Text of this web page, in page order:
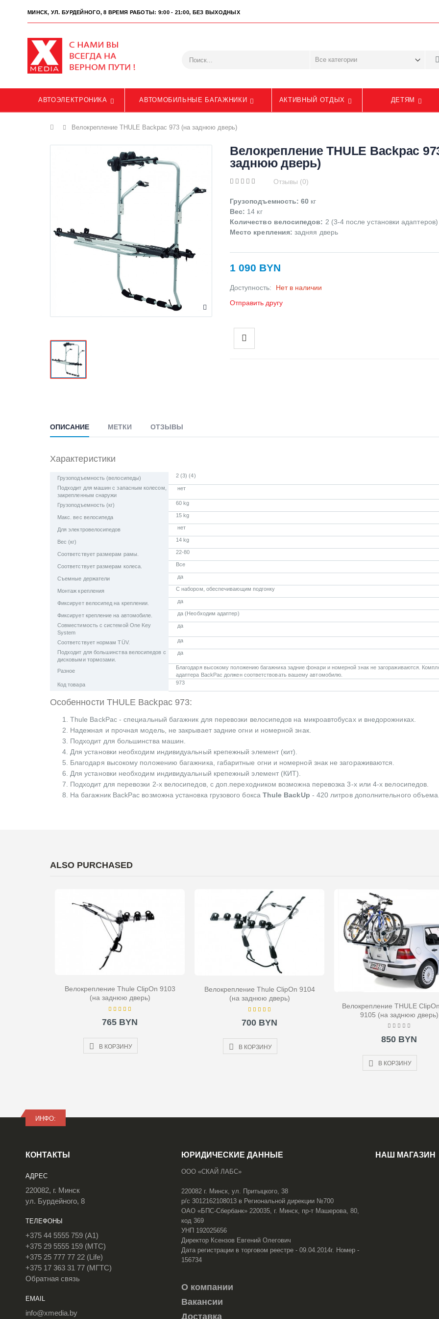
МИНСК, УЛ. БУРДЕЙНОГО, 8 ВРЕМЯ РАБОТЫ: 9:00 - 21:00, БЕЗ ВЫХОДНЫХ
АВТОЭЛЕКТРОНИКА АВТОМОБИЛЬНЫЕ БАГАЖНИКИ АКТИВНЫЙ ОТДЫХ ДЕТЯМ
Главная
Велокрепление THULE Backpac 973 (на заднюю дверь)
Велокрепление THULE Backpac
заднюю дверь)
Отзывы (0)
Грузоподъемность: 60 кг
Вес: 14 кг
Количество велосипедов: 2 (3-4 после установки адаптеров)
Место крепления:задняя дверь
1 090 BYN
Доступность:
Нет в наличии
Отправить другу
ОПИСАНИЕ МЕТКИ ОТЗЫВЫ
Характеристики
Грузоподъемность (велосипеды) 2 (3) (4)
Подходит для машин с запасным колесом,
закрепленным снаружи
нет
Грузоподъемность (кг) 60 kg
Макс. вес велосипеда 15 kg
Для электровелосипедов нет
Вес (кг) 14 kg
Соответствует размерам рамы. 22-80
Соответствует размерам колеса. Все
Съемные держатели да
Монтаж крепления С набором, обеспечивающим подгонку
Фиксирует велосипед на креплении. да
Фиксирует крепление на автомобиле.
да (Необходим адаптер)
Совместимость с системой One Key
System
да
Соответствует нормам TÜV.
да
Подходит для большинства велосипедов с
дисковыми тормозами.
да
Разное
Благодаря высокому положению багажника задние фонари и номерной знак не загораживаются.
адаптера BackPac должен соответствовать вашему автомобилю.
Код товара
973
Особенности THULE Backpac 973:
Thule BackPac - специальный багажник для перевозки велосипедов на микроавтобусах и внедорожниках.
Надежная и прочная модель, не закрывает задние огни и номерной знак.
Подходит для большинства машин.
Для установки необходим индивидуальный крепежный элемент (кит).
Благодаря высокому положению багажника, габаритные огни и номерной знак не загораживаются.
Для установки необходим индивидуальный крепежный элемент (КИТ).
Подходит для перевозки 2-х велосипедов, с доп.переходником возможна перевозка 3-х или 4-х велосипедов.
На багажник BackPac возможна установка грузового бокса Thule BackUp - 420 литров дополнительного объема.
ALSO PURCHASED
Велокрепление Thule ClipOn 9103
(на заднюю дверь)
765 BYN
В КОРЗИНУ
Велокрепление Thule ClipOn 9104
(на заднюю дверь)
700 BYN
В КОРЗИНУ
Велокрепление THULE
9105 (на заднюю дверь)
850 BYN
В КОРЗИНУ
ИНФО:
КОНТАКТЫ
АДРЕС
220082, г. Минск
ул. Бурдейного, 8
ТЕЛЕФОНЫ
+375 44 5555 759 (A1)
+375 29 5555 159 (МТС)
+375 25 777 77 22 (Life)
+375 17 363 31 77 (МГТС)
Обратная связь
EMAIL
info@xmedia.by
ЮРИДИЧЕСКИЕ ДАННЫЕ
ООО «СКАЙ ЛАБС»
220082 г. Минск, ул. Притыцкого, 38
р/с 3012162108013 в Региональной дирекции №700
ОАО «БПС-Сбербанк» 220035, г. Минск, пр-т Машерова, 80,
код 369
УНП 192025656
Директор Ксензов Евгений Олегович
Дата регистрации в торговом реестре - 09.04.2014г. Номер -
156734
О компании
Вакансии
Доставка
НАШ МАГАЗИН